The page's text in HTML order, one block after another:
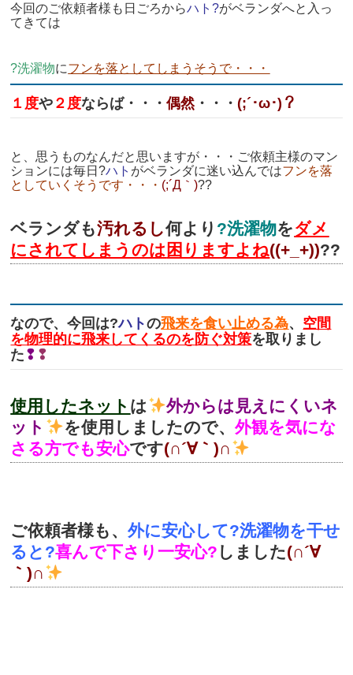
今回のご依頼者様も日ごろからハト?がベランダへと入っ
てきては
?洗濯物にフンを落としてしまうそうで・・・
１度や ２度ならば・・・偶然・・・(;´･ω･)？
と、思うものなんだと思いますが・・・ご依頼主様のマン
ションには毎日?ハト がベランダに迷い込んではフンを落
としていくそうです・・・ (;´Д｀)??
ベランダも汚れるし何より ?洗濯物をダメ
にされてしまうのは 困りますよね((+_+))??
なので、今回は?ハトの飛来を食い止める為、 空間
を物理的に飛来してくるのを防ぐ対策を取りまし
た ❢ ❢
使用したネット は
外からは見えにくいネ
ット
を使用しましたので、外観を気にな
さる方でも安心です(∩´∀｀)∩
ご依頼者様も、外に安心して?洗濯物を干せ
ると?喜んで下さり一安心? しました(∩´∀
｀)∩